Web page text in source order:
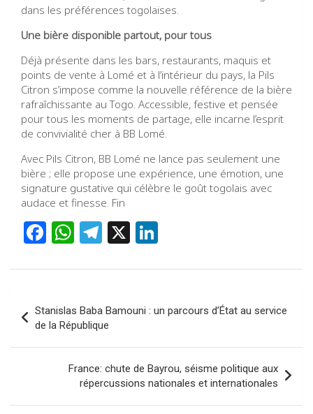
dans les préférences togolaises.
Une bière disponible partout, pour tous
Déjà présente dans les bars, restaurants, maquis et
points de vente à Lomé et à l’intérieur du pays, la Pils
Citron s’impose comme la nouvelle référence de la bière
rafraîchissante au Togo. Accessible, festive et pensée
pour tous les moments de partage, elle incarne l’esprit
de convivialité cher à BB Lomé.
Avec Pils Citron, BB Lomé ne lance pas seulement une
bière ; elle propose une expérience, une émotion, une
signature gustative qui célèbre le goût togolais avec
audace et finesse. Fin
F
ce
b
o
o
W
at
s
A
p
p
T
e
gr
a
m
X
ke
n
de
l’article
Stanislas Baba Bamouni : un parcours d’État au service
de la République
France: chute de Bayrou, séisme politique aux
répercussions nationales et internationales